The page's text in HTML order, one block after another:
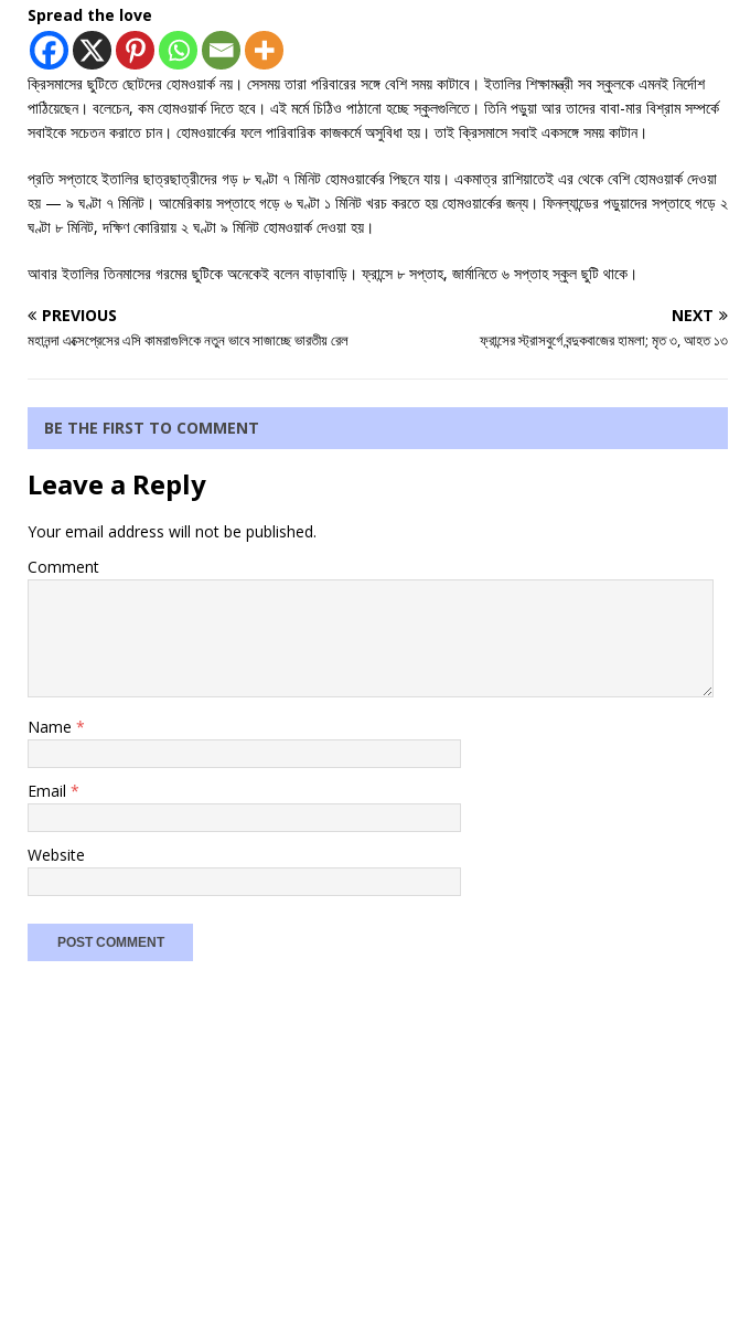
Spread the love
ক্রিসমাসের ছুটিতে ছোটদের হোমওয়ার্ক নয়। সেসময় তারা পরিবারের সঙ্গে বেশি সময় কাটাবে। ইতালির শিক্ষামন্ত্রী সব স্কুলকে এমনই নির্দোশ
পাঠিয়েছেন। বলেচেন, কম হোমওয়ার্ক দিতে হবে। এই মর্মে চিঠিও পাঠানো হচ্ছে স্কুলগুলিতে। তিনি পড়ুয়া আর তাদের বাবা-মার বিশ্রাম সম্পর্কে
সবাইকে সচেতন করাতে চান। হোমওয়ার্কের ফলে পারিবারিক কাজকর্মে অসুবিধা হয়। তাই ক্রিসমাসে সবাই একসঙ্গে সময় কাটান।
প্রতি সপ্তাহে ইতালির ছাত্রছাত্রীদের গড় ৮ ঘণ্টা ৭ মিনিট হোমওয়ার্কের পিছনে যায়। একমাত্র রাশিয়াতেই এর থেকে বেশি হোমওয়ার্ক দেওয়া
হয় — ৯ ঘণ্টা ৭ মিনিট। আমেরিকায় সপ্তাহে গড়ে ৬ ঘণ্টা ১ মিনিট খরচ করতে হয় হোমওয়ার্কের জন্য। ফিনল্যান্ডের পড়ুয়াদের সপ্তাহে গড়ে ২
ঘণ্টা ৮ মিনিট, দক্ষিণ কোরিয়ায় ২ ঘণ্টা ৯ মিনিট হোমওয়ার্ক দেওয়া হয়।
আবার ইতালির তিনমাসের গরমের ছুটিকে অনেকেই বলেন বাড়াবাড়ি। ফ্রান্সে ৮ সপ্তাহ, জার্মানিতে ৬ সপ্তাহ স্কুল ছুটি থাকে।
PREVIOUS
মহানন্দা এক্সেপ্রেসের এসি কামরাগুলিকে নতুন ভাবে সাজাচ্ছে ভারতীয় রেল
NEXT
ফ্রান্সের স্ট্রাসবুর্গে বন্দুকবাজের হামলা; মৃত ৩, আহত ১৩
BE THE FIRST TO COMMENT
Leave a Reply
Your email address will not be published.
Comment
Name *
Email *
Website